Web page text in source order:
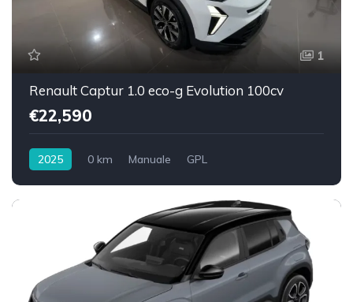
1
Renault Captur 1.0 eco-g Evolution 100cv
€22,590
2025 0 km Manuale
GPL